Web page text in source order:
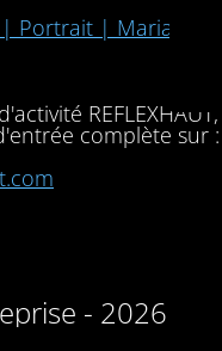
| Portrait | Mariage
REFLEXHAUT,
complète sur :
- 2026